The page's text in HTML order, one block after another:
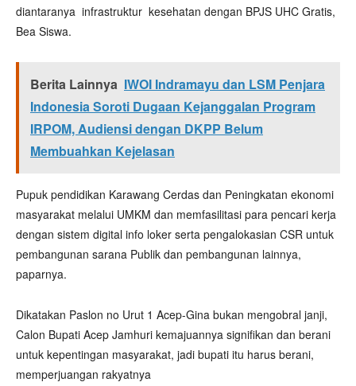
diantaranya infrastruktur kesehatan dengan BPJS UHC Gratis,
Bea Siswa.
Berita Lainnya IWOI Indramayu dan LSM Penjara
Indonesia Soroti Dugaan Kejanggalan Program
IRPOM, Audiensi dengan DKPP Belum
Membuahkan Kejelasan
Pupuk pendidikan Karawang Cerdas dan Peningkatan ekonomi
masyarakat melalui UMKM dan memfasilitasi para pencari kerja
dengan sistem digital info loker serta pengalokasian CSR untuk
pembangunan sarana Publik dan pembangunan lainnya,
paparnya.
Dikatakan Paslon no Urut 1 Acep-Gina bukan mengobral janji,
Calon Bupati Acep Jamhuri kemajuannya signifikan dan berani
untuk kepentingan masyarakat, jadi bupati itu harus berani,
memperjuangan rakyatnya